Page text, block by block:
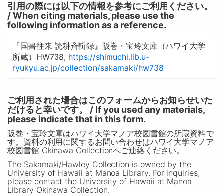
引用の際には以下の情報を参考にご利用ください。
/ When citing materials, please use the
following information as a reference.
『国書往来 読耕斉輯録』阪巻・宝玲文庫（ハワイ大学
所蔵）HW738, https://shimuchi.lib.u-
ryukyu.ac.jp/collection/sakamaki/hw738
ご利用された場合はこのフォームからお知らせいた
だけると幸いです。 / If you used any materials,
please indicate that in this form.
阪巻・宝玲文庫はハワイ大学マノア校図書館の所蔵資料で
す。資料の利用に関するお問い合わせはハワイ大学マノア
校図書館 Okinawa Collectionへご連絡ください。
The Sakamaki/Hawley Collection is owned by the
University of Hawaii at Manoa Library. For inquiries,
please contact the University of Hawaii at Manoa
Library Okinawa Collection.